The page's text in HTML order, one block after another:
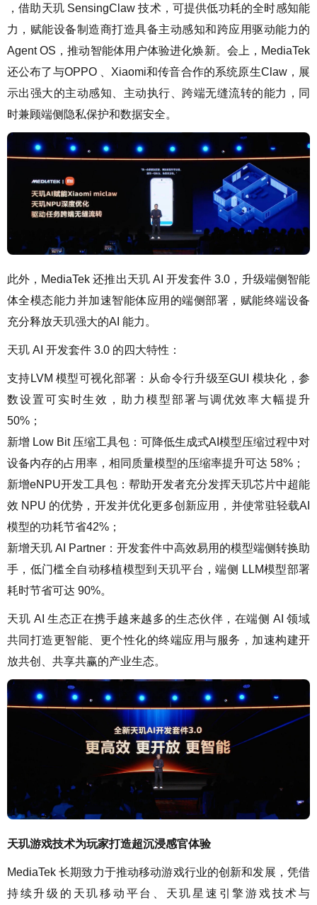
，借助天玑 SensingClaw 技术，可提供低功耗的全时感知能
力，赋能设备制造商打造具备主动感知和跨应用驱动能力的
Agent OS，推动智能体用户体验进化焕新。会上，MediaTek
还公布了与OPPO 、Xiaomi和传音合作的系统原生Claw，展
示出强大的主动感知、主动执行、跨端无缝流转的能力，同
时兼顾端侧隐私保护和数据安全。
此外，MediaTek 还推出天玑 AI 开发套件 3.0，升级端侧智能
体全模态能力并加速智能体应用的端侧部署，赋能终端设备
充分释放天玑强大的AI 能力。
天玑 AI 开发套件 3.0 的四大特性：
支持LVM 模型可视化部署：从命令行升级至GUI 模块化，参
数设置可实时生效，助力模型部署与调优效率大幅提升
50%；
新增 Low Bit 压缩工具包：可降低生成式AI模型压缩过程中对
设备内存的占用率，相同质量模型的压缩率提升可达 58%；
新增eNPU开发工具包：帮助开发者充分发挥天玑芯片中超能
效 NPU 的优势，开发并优化更多创新应用，并使常驻轻载AI
模型的功耗节省42%；
新增天玑 AI Partner：开发套件中高效易用的模型端侧转换助
手，低门槛全自动移植模型到天玑平台，端侧 LLM模型部署
耗时节省可达 90%。
天玑 AI 生态正在携手越来越多的生态伙伴，在端侧 AI 领域
共同打造更智能、更个性化的终端应用与服务，加速构建开
放共创、共享共赢的产业生态。
天玑游戏技术为玩家打造超沉浸感官体验
MediaTek 长期致力于推动移动游戏行业的创新和发展，凭借
持续升级的天玑移动平台、天玑星速引擎游戏技术与